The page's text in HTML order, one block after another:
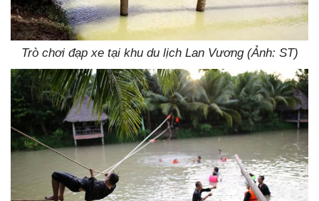
Trò chơi đạp xe tại khu du lịch Lan Vương (Ảnh: ST)